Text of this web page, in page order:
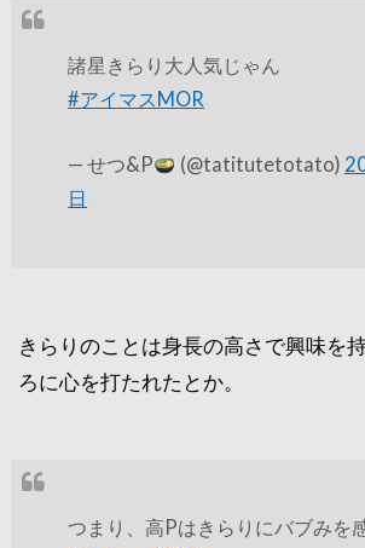
諸星きらり大人気じゃん
#アイマスMOR
— せつ&P (@tatitutetotato)
日
きらりのことは身長の高さで興味を
ろに心を打たれたとか。
つまり、高Pはきらりにバブみを